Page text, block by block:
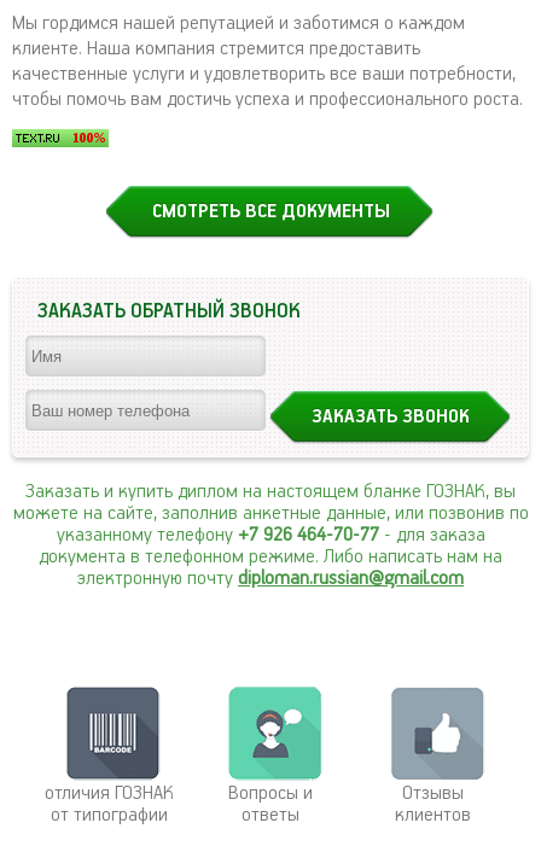
Мы гордимся нашей репутацией и заботимся о каждом
клиенте. Наша компания стремится предоставить
качественные услуги и удовлетворить все ваши потребности,
чтобы помочь вам достичь успеха и профессионального роста.
СМОТРЕТЬ ВСЕ ДОКУМЕНТЫ
ЗАКАЗАТЬ ОБРАТНЫЙ ЗВОНОК
Заказать и купить диплом на настоящем бланке ГОЗНАК, вы
можете на сайте, заполнив анкетные данные, или позвонив по
указанному телефону +7 926 464-70-77- для заказа
документа в телефонном режиме. Либо написать нам на
электронную почту diploman.russian@gmail.com
отличия ГОЗНАК
от типографии
Вопросы и
ответы
Отзывы
клиентов